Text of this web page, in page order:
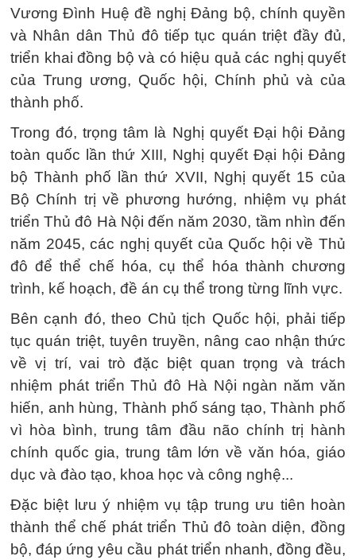
Vương Đình Huệ đề nghị Đảng bộ, chính quyền
và Nhân dân Thủ đô tiếp tục quán triệt đầy đủ,
triển khai đồng bộ và có hiệu quả các nghị quyết
của Trung ương, Quốc hội, Chính phủ và của
thành phố.
Trong đó, trọng tâm là Nghị quyết Đại hội Đảng
toàn quốc lần thứ XIII, Nghị quyết Đại hội Đảng
bộ Thành phố lần thứ XVII, Nghị quyết 15 của
Bộ Chính trị về phương hướng, nhiệm vụ phát
triển Thủ đô Hà Nội đến năm 2030, tầm nhìn đến
năm 2045, các nghị quyết của Quốc hội về Thủ
đô để thể chế hóa, cụ thể hóa thành chương
trình, kế hoạch, đề án cụ thể trong từng lĩnh vực.
Bên cạnh đó, theo Chủ tịch Quốc hội, phải tiếp
tục quán triệt, tuyên truyền, nâng cao nhận thức
về vị trí, vai trò đặc biệt quan trọng và trách
nhiệm phát triển Thủ đô Hà Nội ngàn năm văn
hiến, anh hùng, Thành phố sáng tạo, Thành phố
vì hòa bình, trung tâm đầu não chính trị hành
chính quốc gia, trung tâm lớn về văn hóa, giáo
dục và đào tạo, khoa học và công nghệ...
Đặc biệt lưu ý nhiệm vụ tập trung ưu tiên hoàn
thành thể chế phát triển Thủ đô toàn diện, đồng
bộ, đáp ứng yêu cầu phát triển nhanh, đồng đều,